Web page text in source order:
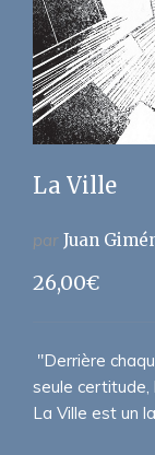
La Ville
par Juan
26,00€
"Derrière
seule
La Ville est un